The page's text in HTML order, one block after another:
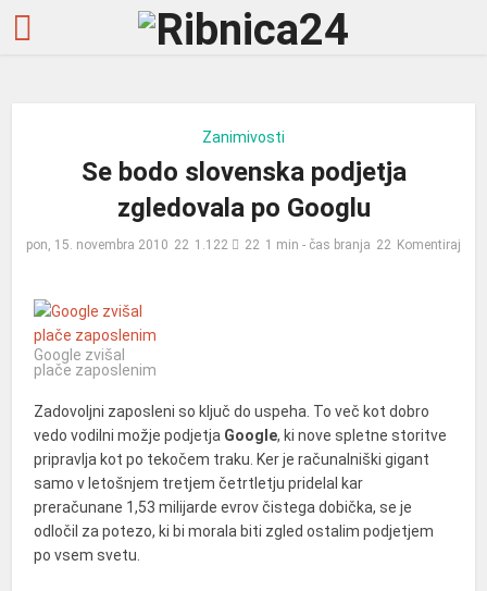
Zanimivosti
Se bodo slovenska podjetja
zgledovala po Googlu
pon, 15. novembra 2010 1.122 1 min - čas branja Komentiraj
Google zvišal
plače zaposlenim
Zadovoljni zaposleni so ključ do uspeha. To več kot dobro
vedo vodilni možje podjetja Google, ki nove spletne storitve
pripravlja kot po tekočem traku. Ker je računalniški gigant
samo v letošnjem tretjem četrtletju pridelal kar
preračunane 1,53 milijarde evrov čistega dobička, se je
odločil za potezo, ki bi morala biti zgled ostalim podjetjem
po vsem svetu.